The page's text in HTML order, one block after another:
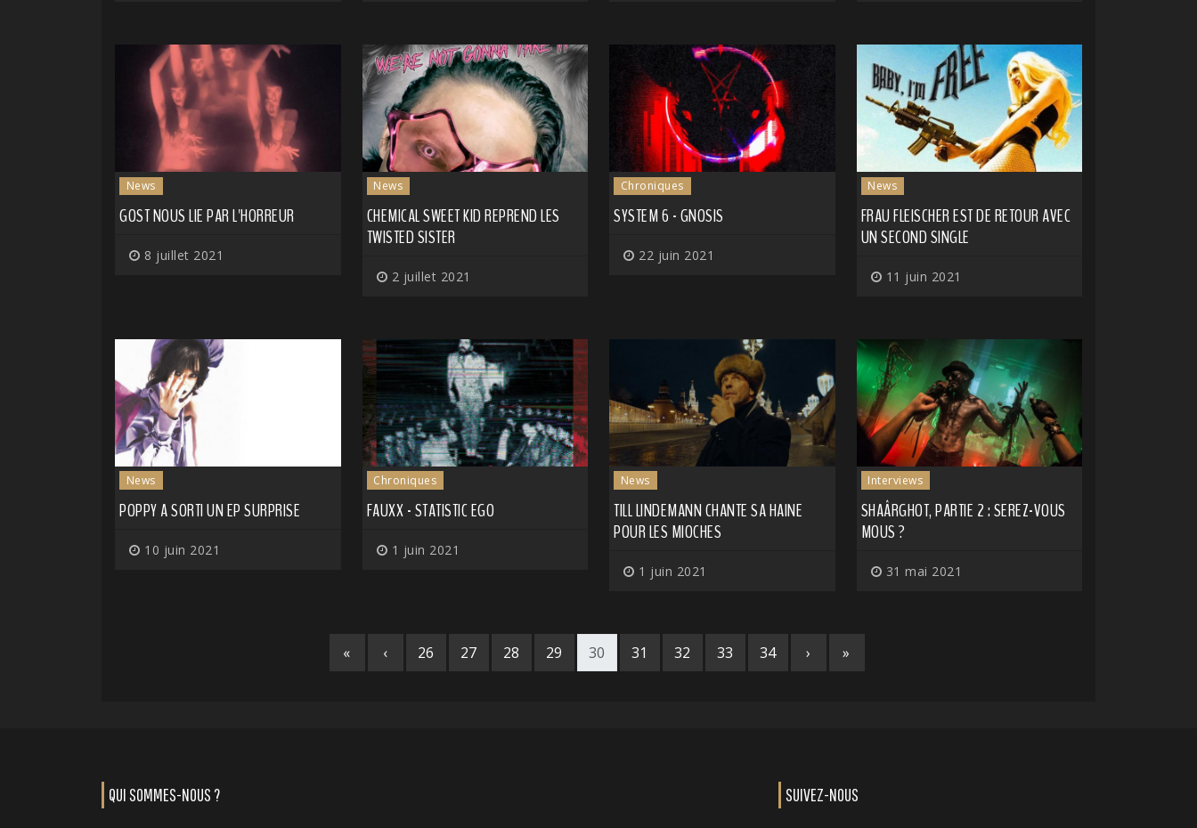
News
GOST NOUS LIE PAR L'HORREUR
8 juillet 2021
News
CHEMICAL SWEET KID REPREND LES
TWISTED SISTER
2 juillet 2021
Chroniques
SYSTEM 6 - GNOSIS
22 juin 2021
News
FRAU FLEISCHER EST DE RETOUR AVEC
UN SECOND SINGLE
11 juin 2021
News
POPPY A SORTI UN EP SURPRISE
10 juin 2021
Chroniques
FAUXX - STATISTIC EGO
1 juin 2021
News
TILL LINDEMANN CHANTE SA HAINE
POUR LES MIOCHES
1 juin 2021
Interviews
SHAÂRGHOT, PARTIE 2 : SEREZ-VOUS
MOUS ?
31 mai 2021
« ‹ 26 27 28 29 30 31 32 33 34 › »
QUI SOMMES-NOUS ? SUIVEZ-NOUS